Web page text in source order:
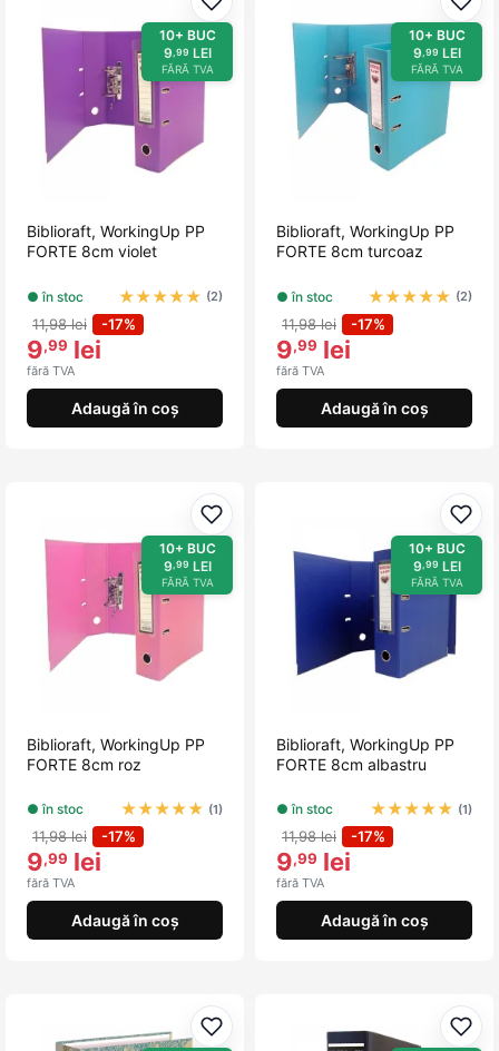
Adaugă la favorite
10+ BUC
9 ,99 LEI
FĂRĂ TVA
Biblioraft, WorkingUp PP
FORTE 8cm violet
● în stoc ★★★★★ (2)
11,98 lei -17%
9,99 lei
fără TVA
Adaugă în coș
10+ BUC
9 ,99 LEI
FĂRĂ TVA
Biblioraft, WorkingUp PP
FORTE 8cm turcoaz
● în stoc ★★★★★ (2)
11,98 lei -17%
9,99 lei
fără TVA
Adaugă în coș
Adaugă la favorite
10+ BUC
9,99 LEI
FĂRĂ TVA
Biblioraft, WorkingUp PP
FORTE 8cm roz
● în stoc ★★★★★ (1)
11,98 lei -17%
9,99 lei
fără TVA
Adaugă în coș
10+ BUC
9,99 LEI
FĂRĂ TVA
Biblioraft, WorkingUp PP
FORTE 8cm albastru
● în stoc ★★★★★ (1)
11,98 lei -17%
9,99 lei
fără TVA
Adaugă în coș
Adaugă la favorite